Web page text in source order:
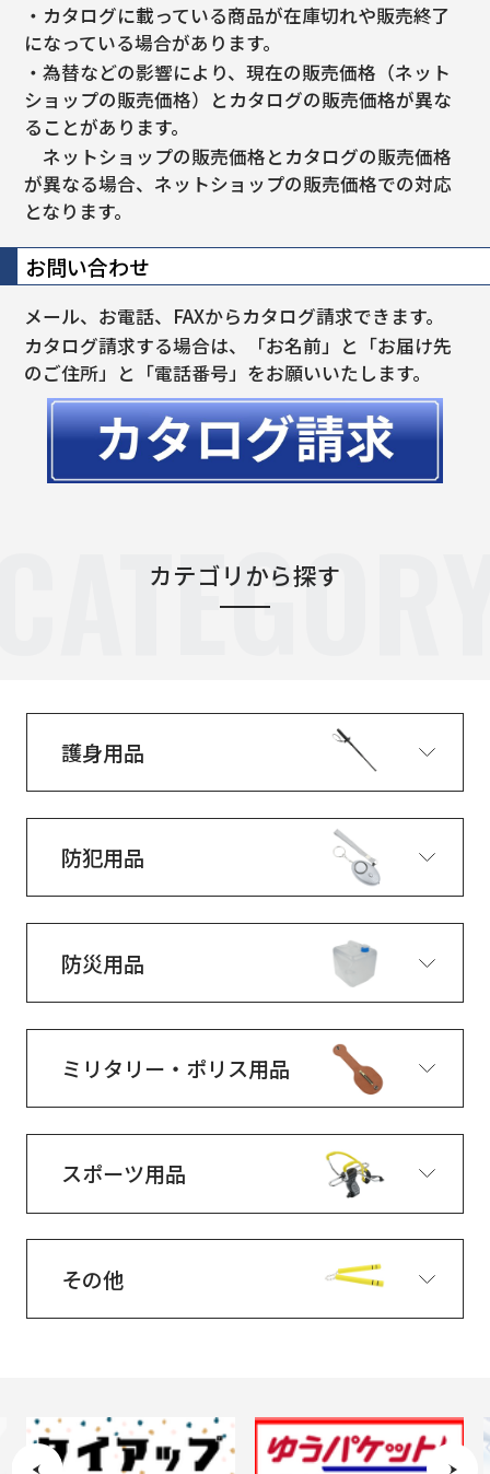
・カタログに載っている商品が在庫切れや販売終了
になっている場合があります。
・為替などの影響により、現在の販売価格（ネット
ショップの販売価格）とカタログの販売価格が異な
ることがあります。
ネットショップの販売価格とカタログの販売価格
が異なる場合、ネットショップの販売価格での対応
となります。
お問い合わせ
メール、お電話、FAXからカタログ請求できます。
カタログ請求する場合は、「お名前」と「お届け先
のご住所」と「電話番号」をお願いいたします。
カテゴリから探す
護身用品
防犯用品
防災用品
ミリタリー・ポリス用品
スポーツ用品
その他